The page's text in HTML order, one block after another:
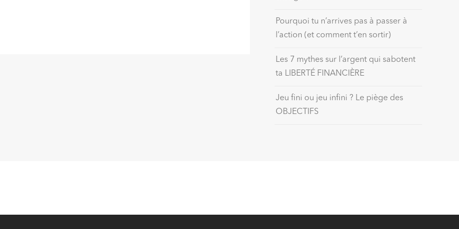
Pourquoi tu n’arrives pas à passer à
l’action (et comment t’en sortir)
Les 7 mythes sur l’argent qui sabotent
ta LIBERTÉ FINANCIÈRE
Jeu fini ou jeu infini ? Le piège des
OBJECTIFS